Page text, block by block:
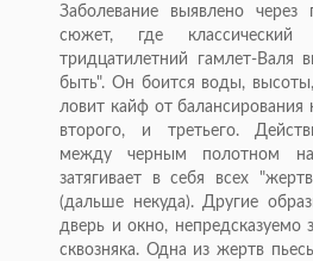
Заболевание выявлено через
сюжет, где классический
тридцатилетний гамлет-Валя
быть". Он боится воды,
ловит кайф от балансирования
второго, и третьего.
между черным полотном на
затягивает в себя всех
(дальше некуда). Другие
дверь и окно, непредсказуемо
сквозняка. Одна из жертв